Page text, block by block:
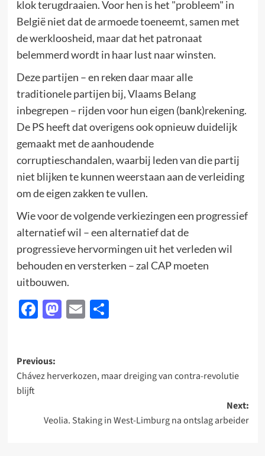
klok terugdraaien. Voor hen is het "probleem" in
België niet dat de armoede toeneemt, samen met
de werkloosheid, maar dat het patronaat
belemmerd wordt in haar lust naar winsten.
Deze partijen – en reken daar maar alle
traditionele partijen bij, Vlaams Belang
inbegrepen – rijden voor hun eigen (bank)rekening.
De PS heeft dat overigens ook opnieuw duidelijk
gemaakt met de aanhoudende
corruptieschandalen, waarbij leden van die partij
niet blijken te kunnen weerstaan aan de verleiding
om de eigen zakken te vullen.
Wie voor de volgende verkiezingen een progressief
alternatief wil – een alternatief dat de
progressieve hervormingen uit het verleden wil
behouden en versterken – zal CAP moeten
uitbouwen.
Facebook
Mastodon
EmailDelen
Post
navigation
Previous:
Chávez herverkozen, maar dreiging van contra-revolutie
blijft
Next:
Veolia. Staking in West-Limburg na ontslag arbeider